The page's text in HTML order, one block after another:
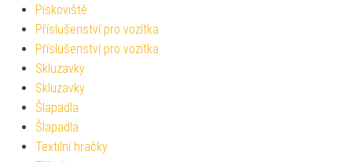
Pískoviště
Příslušenství pro vozítka
Příslušenství pro vozítka
Skluzavky
Skluzavky
Šlapadla
Šlapadla
Textilní hračky